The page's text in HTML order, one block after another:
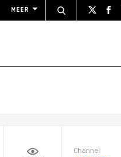
MEER
Channel